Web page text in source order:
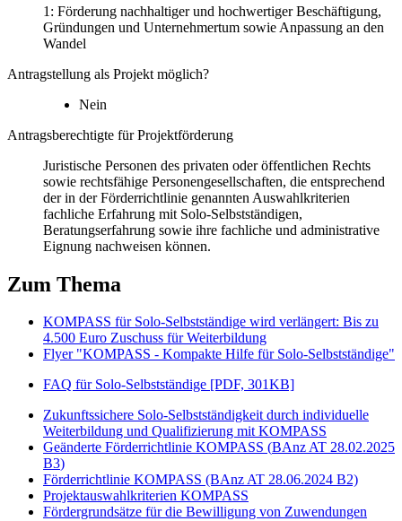
1: Förderung nachhaltiger und hochwertiger Beschäftigung,
Gründungen und Unternehmertum sowie Anpassung an den
Wandel
Antragstellung als Projekt möglich?
Nein
Antragsberechtigte für Projektförderung
Juristische Personen des privaten oder öffentlichen Rechts
sowie rechtsfähige Personengesellschaften, die entsprechend
der in der Förderrichtlinie genannten Auswahlkriterien
fachliche Erfahrung mit Solo-Selbstständigen,
Beratungserfahrung sowie ihre fachliche und administrative
Eignung nachweisen können.
Zum Thema
KOMPASS für Solo-Selbstständige wird verlängert: Bis zu
4.500 Euro Zuschuss für Weiterbildung
Flyer "KOMPASS - Kompakte Hilfe für Solo-Selbstständige"
FAQ für Solo-Selbstständige [PDF, 301KB]
Zukunftssichere Solo-Selbstständigkeit durch individuelle
Weiterbildung und Qualifizierung mit KOMPASS
Geänderte Förderrichtlinie KOMPASS (BAnz AT 28.02.2025
B3)
Förderrichtlinie KOMPASS (BAnz AT 28.06.2024 B2)
Projektauswahlkriterien KOMPASS
Fördergrundsätze für die Bewilligung von Zuwendungen